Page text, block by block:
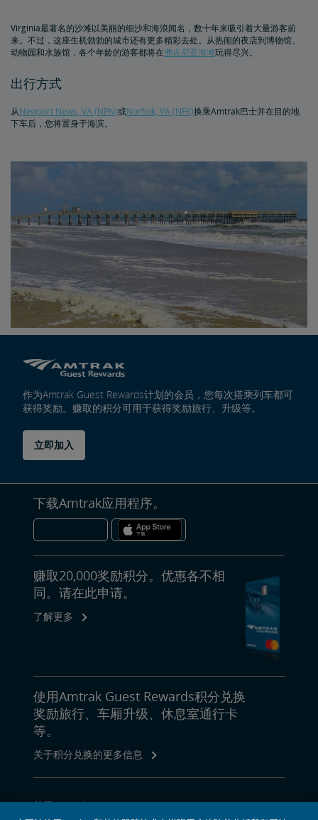
Virginia最著名的沙滩以美丽的细沙和海浪闻名，数十年来吸引着大量游客前
来。不过，这座生机勃勃的城市还有更多精彩去处。从热闹的夜店到博物馆、
动物园和水族馆，各个年龄的游客都将在弗吉尼亚海滩玩得尽兴。
出行方式
从Newport News, VA (NPN)或Norfolk, VA (NFK)换乘Amtrak巴士并在目的地
下车后，您将置身于海滨。
作为Amtrak Guest Rewards计划的会员，您每次搭乘列车都可
获得奖励。赚取的积分可用于获得奖励旅行、升级等。
立即加入
下载Amtrak应用程序。
赚取20,000奖励积分。优惠各不相
同。请在此申请。
了解更多
使用Amtrak Guest Rewards积分兑换
奖励旅行、车厢升级、休息室通行卡
等。
关于积分兑换的更多信息
关于Amtrak